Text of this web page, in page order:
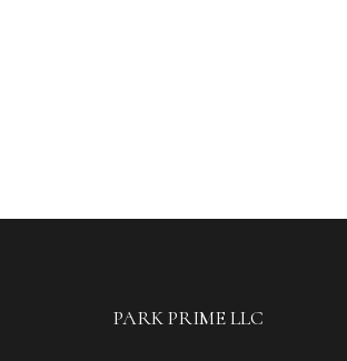
PARK PRIME LLC